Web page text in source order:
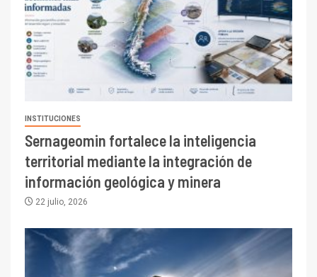
INSTITUCIONES
Sernageomin fortalece la inteligencia
territorial mediante la integración de
información geológica y minera
22 julio, 2026